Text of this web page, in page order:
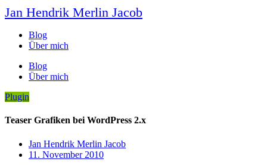
Jan Hendrik Merlin Jacob
Blog
Über mich
Blog
Über mich
Plugin
Teaser Grafiken bei WordPress 2.x
Jan Hendrik Merlin Jacob
11. November 2010